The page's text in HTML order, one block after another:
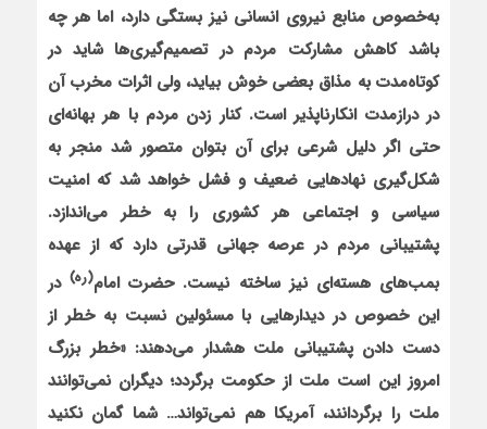
به‌خصوص منابع نیروی انسانی نیز بستگی دارد، اما هر چه
باشد کاهش مشارکت مردم در تصمیم‌گیری‌ها شاید در
کوتاه‌مدت به مذاق بعضی خوش بیاید، ولی اثرات مخرب آن
در درازمدت انکارناپذیر است. کنار زدن مردم با هر بهانه‌ای
حتی اگر دلیل شرعی برای آن بتوان متصور شد منجر به
شکل‌گیری نهادهایی ضعیف و فشل خواهد شد که امنیت
سیاسی و اجتماعی هر کشوری را به خطر می‌اندازد.
پشتیبانی مردم در عرصه جهانی قدرتی دارد که از عهده
بمب‌های هسته‌ای نیز ساخته نیست. حضرت امام(ره)در
این خصوص در دیدارهایی با مسئولین نسبت به خطر از
دست دادن پشتیبانی ملت هشدار می‌دهند: «خطر بزرگ
امروز این است ملت از حکومت برگردد؛ دیگران نمی‌توانند
ملت را برگردانند، آمریکا هم نمی‌تواند… شما گمان نکنید